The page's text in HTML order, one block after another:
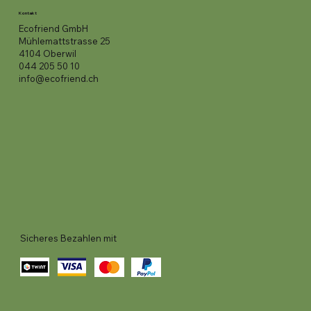
Kontakt
Ecofriend GmbH
Mühlemattstrasse 25
4104 Oberwil
044 205 50 10
info@ecofriend.ch
Sicheres Bezahlen mit